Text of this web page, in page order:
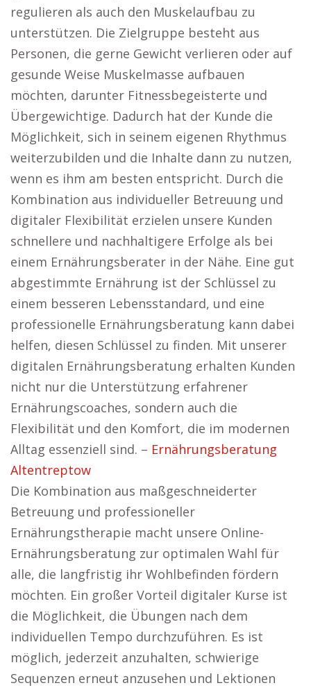
regulieren als auch den Muskelaufbau zu
unterstützen. Die Zielgruppe besteht aus
Personen, die gerne Gewicht verlieren oder auf
gesunde Weise Muskelmasse aufbauen
möchten, darunter Fitnessbegeisterte und
Übergewichtige. Dadurch hat der Kunde die
Möglichkeit, sich in seinem eigenen Rhythmus
weiterzubilden und die Inhalte dann zu nutzen,
wenn es ihm am besten entspricht. Durch die
Kombination aus individueller Betreuung und
digitaler Flexibilität erzielen unsere Kunden
schnellere und nachhaltigere Erfolge als bei
einem Ernährungsberater in der Nähe. Eine gut
abgestimmte Ernährung ist der Schlüssel zu
einem besseren Lebensstandard, und eine
professionelle Ernährungsberatung kann dabei
helfen, diesen Schlüssel zu finden. Mit unserer
digitalen Ernährungsberatung erhalten Kunden
nicht nur die Unterstützung erfahrener
Ernährungscoaches, sondern auch die
Flexibilität und den Komfort, die im modernen
Alltag essenziell sind. – Ernährungsberatung
Altentreptow
Die Kombination aus maßgeschneiderter
Betreuung und professioneller
Ernährungstherapie macht unsere Online-
Ernährungsberatung zur optimalen Wahl für
alle, die langfristig ihr Wohlbefinden fördern
möchten. Ein großer Vorteil digitaler Kurse ist
die Möglichkeit, die Übungen nach dem
individuellen Tempo durchzuführen. Es ist
möglich, jederzeit anzuhalten, schwierige
Sequenzen erneut anzusehen und Lektionen